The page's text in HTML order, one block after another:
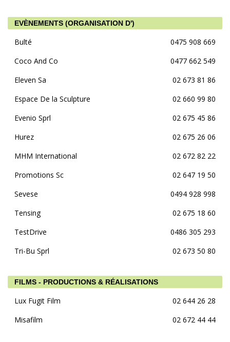
EVÈNEMENTS (ORGANISATION D')
Bulté
0475 908 669
Coco And Co
0477 662 549
Eleven Sa
02 673 81 86
Espace De la Sculpture
02 660 99 80
Evenio Sprl
02 675 45 86
Hurez
02 675 26 06
MHM International
02 672 82 22
Promotions Sc
02 647 19 50
Sevese
0494 928 998
Tensing
02 675 18 60
TestDrive
0486 305 293
Tri-Bu Sprl
02 673 50 80
FILMS - PRODUCTIONS & RÉALISATIONS
Lux Fugit Film
02 644 26 28
Misafilm
02 672 44 44